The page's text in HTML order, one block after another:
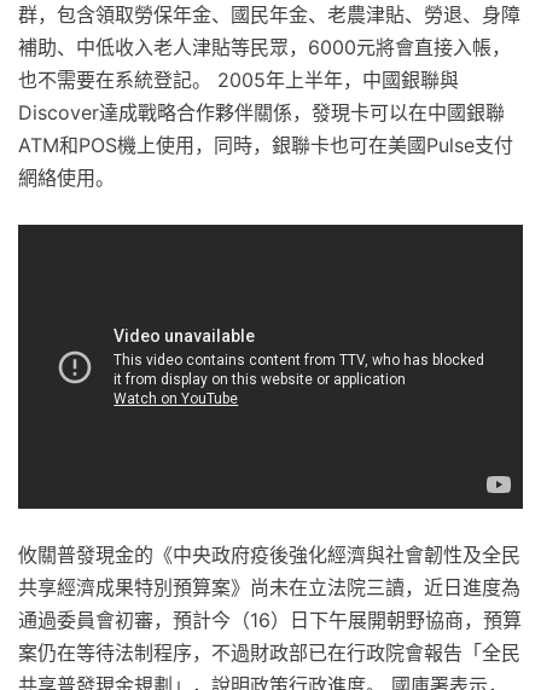
群，包含領取勞保年金、國民年金、老農津貼、勞退、身障
補助、中低收入老人津貼等民眾，6000元將會直接入帳，
也不需要在系統登記。 2005年上半年，中國銀聯與
Discover達成戰略合作夥伴關係，發現卡可以在中國銀聯
ATM和POS機上使用，同時，銀聯卡也可在美國Pulse支付
網絡使用。
攸關普發現金的《中央政府疫後強化經濟與社會韌性及全民
共享經濟成果特別預算案》尚未在立法院三讀，近日進度為
通過委員會初審，預計今（16）日下午展開朝野協商，預算
案仍在等待法制程序，不過財政部已在行政院會報告「全民